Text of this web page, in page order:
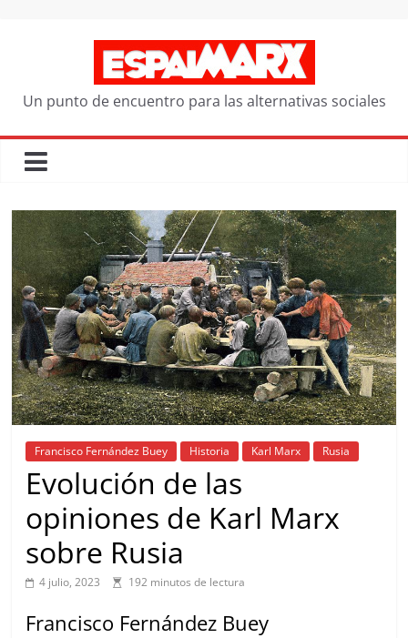
Un punto de encuentro para las alternativas sociales
Francisco Fernández Buey Historia Karl Marx Rusia
Evolución de las
opiniones de Karl Marx
sobre Rusia
4 julio, 2023 192 minutos de lectura
Francisco Fernández Buey